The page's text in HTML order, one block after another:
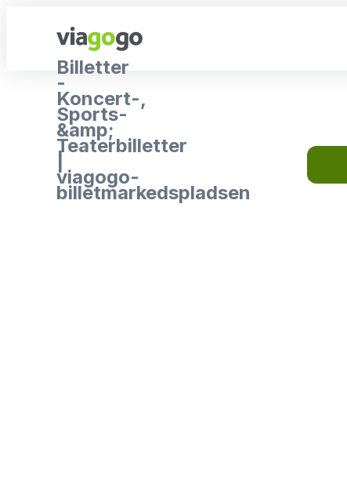
Billetter
-
Koncert-,
Sports-
&amp;
Teaterbilletter
viagogo-
billetmarkedspladsen